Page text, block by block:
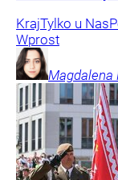
KrajTylko u Nas
Wprost
Magdalena